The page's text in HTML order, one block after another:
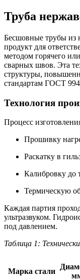
Труба
Бесшовные трубы
продукт для
методом горячего
сварных швов. Эта
структуры,
стандартам ГОСТ
Технология
Процесс
Прошивку
Раскатку в
Калибровку до
Термическую
Каждая партия
ультразвуком.
под давлением.
Таблица 1:
Марка стали